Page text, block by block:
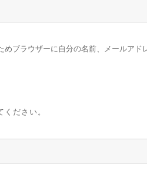
ブラウザーに自分の名前、メールアド
ださい。